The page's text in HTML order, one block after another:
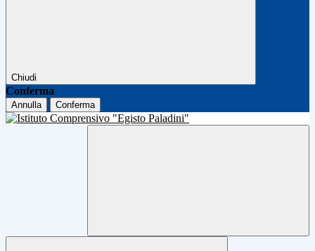
Chiudi
Conferma
Annulla Conferma